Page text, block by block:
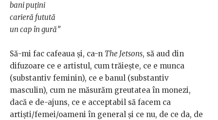
bani puțini
carieră futută
un cap în gură”
Să-mi fac cafeaua și, ca-n The Jetsons, să aud din
difuzoare ce e artistul, cum trăiește, ce e munca
(substantiv feminin), ce e banul (substantiv
masculin), cum ne măsurăm greutatea în monezi,
dacă e de-ajuns, ce e acceptabil să facem ca
artiști/femei/oameni în general și ce nu, de ce da, de